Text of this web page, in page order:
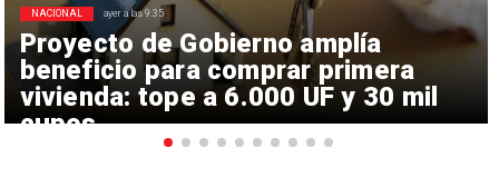
Proyecto de Gobierno amplía
beneficio para comprar primera
vivienda: tope a 6.000 UF y 30 mil
cupos
NACIONAL ayer a las 9:35